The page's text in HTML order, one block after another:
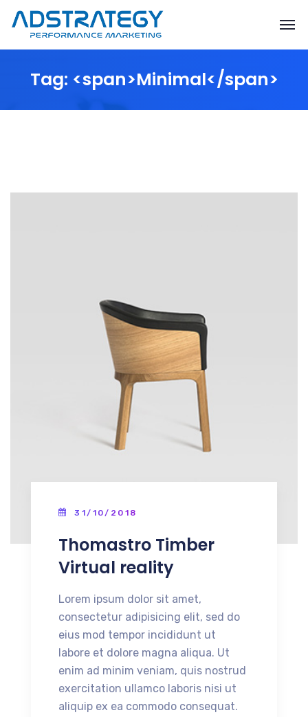
Tag: <span>Minimal</span>
31/10/2018
Thomastro Timber
Virtual reality
Lorem ipsum dolor sit amet,
consectetur adipisicing elit, sed do
eius mod tempor incididunt ut
labore et dolore magna aliqua. Ut
enim ad minim veniam, quis nostrud
exercitation ullamco laboris nisi ut
aliquip ex ea commodo consequat.